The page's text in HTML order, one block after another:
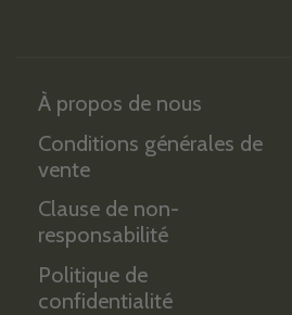
À propos de nous
Conditions générales de
vente
Clause de non-
responsabilité
Politique de
confidentialité